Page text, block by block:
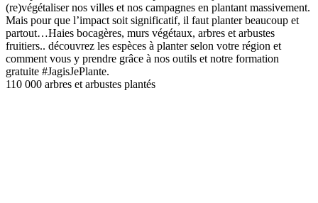
(re)végétaliser nos villes et nos campagnes en plantant massivement.
Mais pour que l’impact soit significatif, il faut planter beaucoup et
partout…Haies bocagères, murs végétaux, arbres et arbustes
fruitiers.. découvrez les espèces à planter selon votre région et
comment vous y prendre grâce à nos outils et notre formation
gratuite #JagisJePlante.
110 000 arbres et arbustes plantés